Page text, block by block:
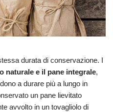
durata di conservazione. I
naturale e il pane integrale,
a durare più a lungo in
un pane lievitato
avvolto in un tovagliolo di